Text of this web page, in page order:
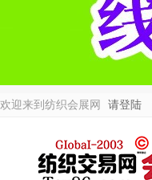
欢迎来到纺织会展网 请登陆